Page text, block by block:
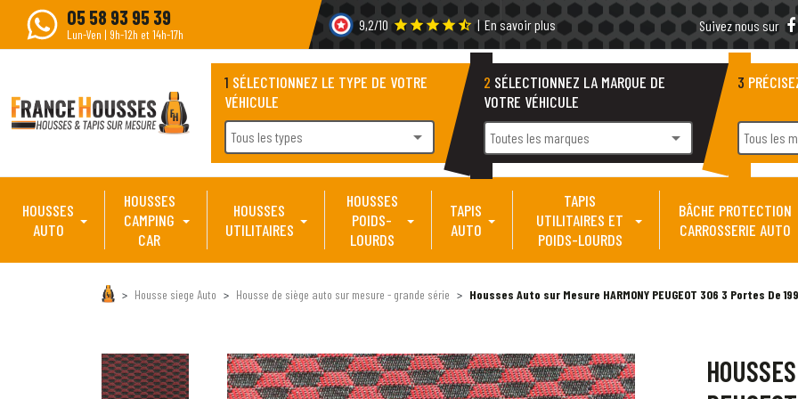
05 58 93 95 39
Lun-Ven | 9h-12h et 14h-17h
9,2/10 star starstarstarstar_half | En savoir plus Suivez nous sur
1 SÉLECTIONNEZ LE TYPE DE VOTRE
VÉHICULE
Tous les types arrow_drop_down
2 SÉLECTIONNEZ LA MARQUE DE
VOTRE VÉHICULE
Toutes les marques arrow_drop_down
3
Tous les
HOUSSES
AUTO
HOUSSES
CAMPING
CAR
HOUSSES
UTILITAIRES
HOUSSES
POIDS-
LOURDS
TAPIS
AUTO
TAPIS
UTILITAIRES ET
POIDS-LOURDS
BÂCHE PROTECTION
CARROSSERIE AUTO
Housse siege Auto Housse de siège auto sur mesure - grande série Housses Auto sur Mesure HARMONY PEUGEOT 306 3 Portes De